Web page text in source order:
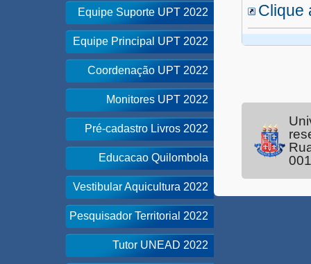
Equipe Suporte UPT 2022
Equipe Principal UPT 2022
Coordenação UPT 2022
Monitores UPT 2022
Pré-cadastro Livros 2022
Educacao Quilombola
Vestibular Aquicultura 2022
Pesquisador Territorial 2022
Tutor UNEAD 2022
Clique
001